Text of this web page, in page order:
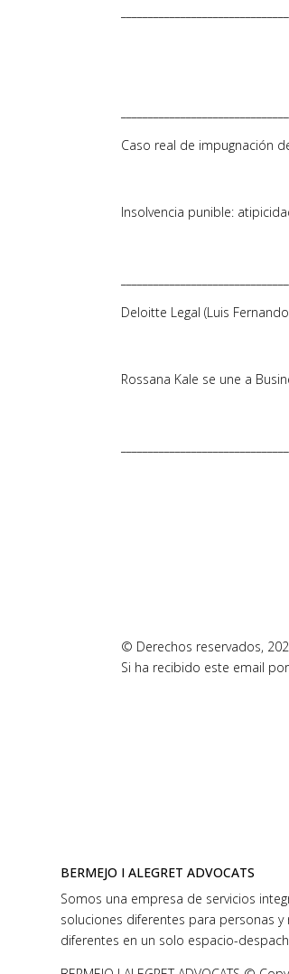
Caso real de impugnación
Insolvencia punible:
Deloitte Legal (Luis
Rossana Kale se une a
© Derechos reservados,
Si ha recibido este email
BERMEJO I ALEGRET ADVOCATS
Somos una empresa de servicios
soluciones diferentes para personas y
diferentes en un solo espacio-